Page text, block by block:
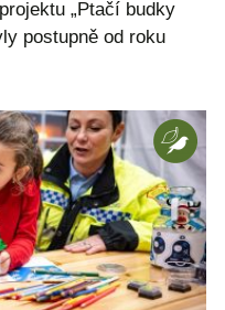
„Ptačí budky
postupně od roku